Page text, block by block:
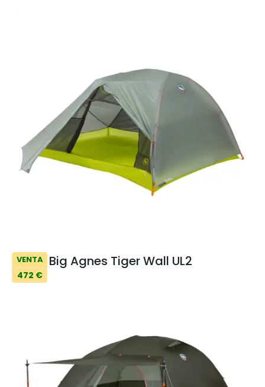
VENTA
472 €
Big Agnes Tiger Wall UL2